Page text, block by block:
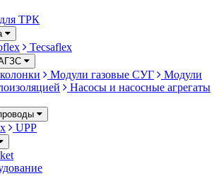
ТРК
Tecsaflex
Модули газовые СУГ
Модули
Насосы и насосные агрегаты
UPP